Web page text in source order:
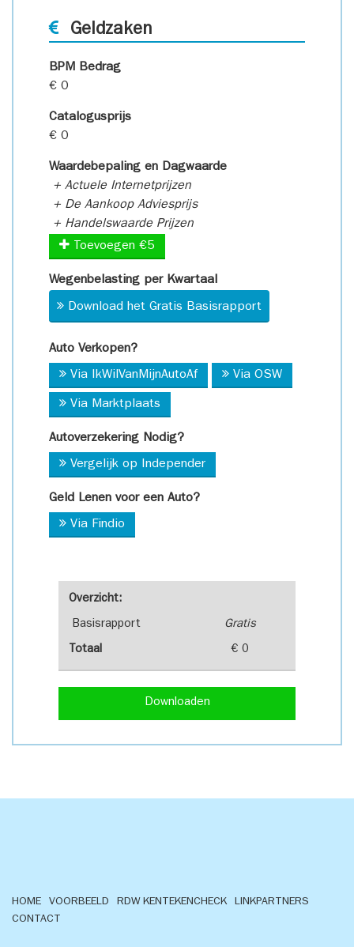
Overzicht:
Basisrapport Gratis
Totaal € 0
Downloaden
Geldzaken
BPM Bedrag
€ 0
Catalogusprijs
€ 0
Waardebepaling en Dagwaarde
+ Actuele Internetprijzen
+ De Aankoop Adviesprijs
+ Handelswaarde Prijzen
Toevoegen €5
Wegenbelasting per Kwartaal
Download het Gratis Basisrapport
Auto Verkopen?
Via IkWilVanMijnAutoAf Via OSW
Via Marktplaats
Autoverzekering Nodig?
Vergelijk op Independer
Geld Lenen voor een Auto?
Via Findio
HOME VOORBEELD RDW KENTEKENCHECK
LINKPARTNERS
CONTACT